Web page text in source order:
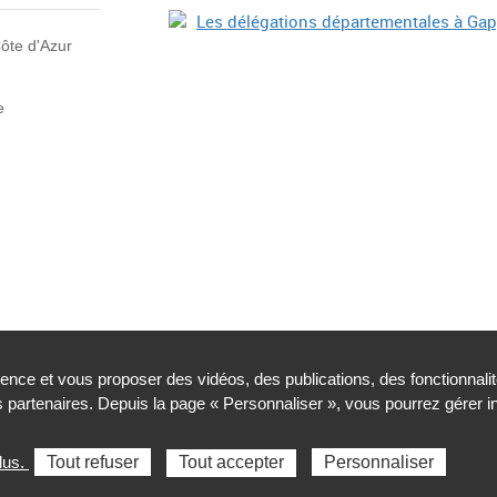
et vous proposer des vidéos, des publications, des
Depuis la page « Personnaliser », vous pourrez
Tout refuser Tout accepter Personnaliser
d'Azur
Cookies et traceurs Accessibilité : partiellement conforme
Sélectionnez une région pour accéder au site de votre Agence